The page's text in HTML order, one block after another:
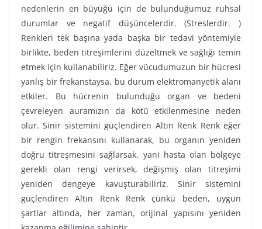
nedenlerin en büyüğü için de bulunduğumuz ruhsal
durumlar ve negatif düşüncelerdir. (Streslerdir. )
Renkleri tek başına yada başka bir tedavi yöntemiyle
birlikte, beden titreşimlerini düzeltmek ve sağlığı temin
etmek için kullanabiliriz. Eğer vücudumuzun bir hücresi
yanlış bir frekanstaysa, bu durum elektromanyetik alanı
etkiler. Bu hücrenin bulunduğu organ ve bedeni
çevreleyen auramızın da kötü etkilenmesine neden
olur. Sinir sistemini güçlendiren Altın Renk Renk eğer
bir rengin frekansını kullanarak, bu organın yeniden
doğru titreşmesini sağlarsak, yani hasta olan bölgeye
gerekli olan rengi verirsek, değişmiş olan titreşimi
yeniden dengeye kavuşturabiliriz. Sinir sistemini
güçlendiren Altın Renk Renk çünkü beden, uygun
şartlar altında, her zaman, orijinal yapısını yeniden